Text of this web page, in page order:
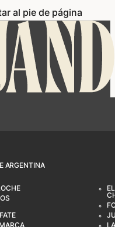
al pie de página
ARGENTINA
EL